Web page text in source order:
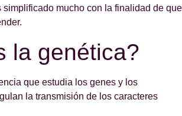
simplificado mucho con la finalidad de que
la genética?
que estudia los genes y los
la transmisión de los caracteres